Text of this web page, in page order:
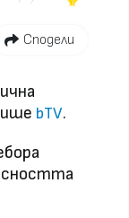
Сподели
bTV.